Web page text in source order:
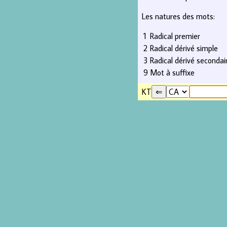
Les natures des mots:
1 Radical premier
2 Radical dérivé simple
3 Radical dérivé
9 Mot à suffixe
KT